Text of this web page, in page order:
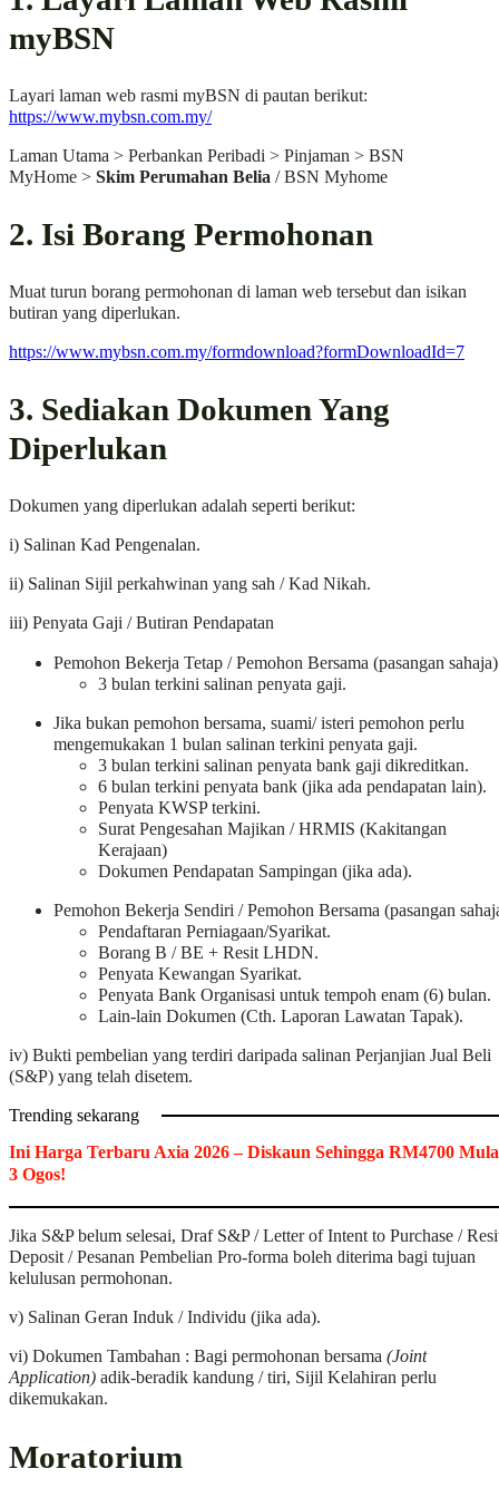
myBSN
Layari laman web rasmi myBSN di pautan berikut:
https://www.mybsn.com.my/
Laman Utama > Perbankan Peribadi > Pinjaman > BSN
MyHome > Skim Perumahan Belia / BSN Myhome
2. Isi Borang Permohonan
Muat turun borang permohonan di laman web tersebut dan isikan
butiran yang diperlukan.
https://www.mybsn.com.my/formdownload?formDownloadId=7
3. Sediakan Dokumen Yang
Diperlukan
Dokumen yang diperlukan adalah seperti berikut:
i) Salinan Kad Pengenalan.
ii) Salinan Sijil perkahwinan yang sah / Kad Nikah.
iii) Penyata Gaji / Butiran Pendapatan
Pemohon Bekerja Tetap / Pemohon Bersama (pasangan sahaja)
3 bulan terkini salinan penyata gaji.
Jika bukan pemohon bersama, suami/ isteri pemohon perlu
mengemukakan 1 bulan salinan terkini penyata gaji.
3 bulan terkini salinan penyata bank gaji dikreditkan.
6 bulan terkini penyata bank (jika ada pendapatan lain).
Penyata KWSP terkini.
Surat Pengesahan Majikan / HRMIS (Kakitangan
Kerajaan)
Dokumen Pendapatan Sampingan (jika ada).
Pemohon Bekerja Sendiri / Pemohon Bersama (pasangan
Pendaftaran Perniagaan/Syarikat.
Borang B / BE + Resit LHDN.
Penyata Kewangan Syarikat.
Penyata Bank Organisasi untuk tempoh enam (6) bulan.
Lain-lain Dokumen (Cth. Laporan Lawatan Tapak).
iv) Bukti pembelian yang terdiri daripada salinan Perjanjian Jual Beli
(S&P) yang telah disetem.
Trending sekarang
Ini Harga Terbaru Axia 2026 – Diskaun Sehingga RM4700
3 Ogos!
Jika S&P belum selesai, Draf S&P / Letter of Intent to Purchase /
Deposit / Pesanan Pembelian Pro-forma boleh diterima bagi tujuan
kelulusan permohonan.
v) Salinan Geran Induk / Individu (jika ada).
vi) Dokumen Tambahan : Bagi permohonan bersama (Joint
Application) adik-beradik kandung / tiri, Sijil Kelahiran perlu
dikemukakan.
Moratorium